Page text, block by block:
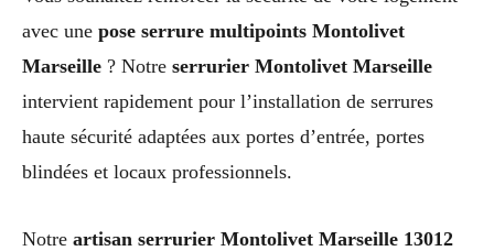
avec une pose serrure multipoints Montolivet
Marseille ? Notre serrurier Montolivet Marseille
intervient rapidement pour l’installation de serrures
haute sécurité adaptées aux portes d’entrée, portes
blindées et locaux professionnels.
Notre artisan serrurier Montolivet Marseille 13012